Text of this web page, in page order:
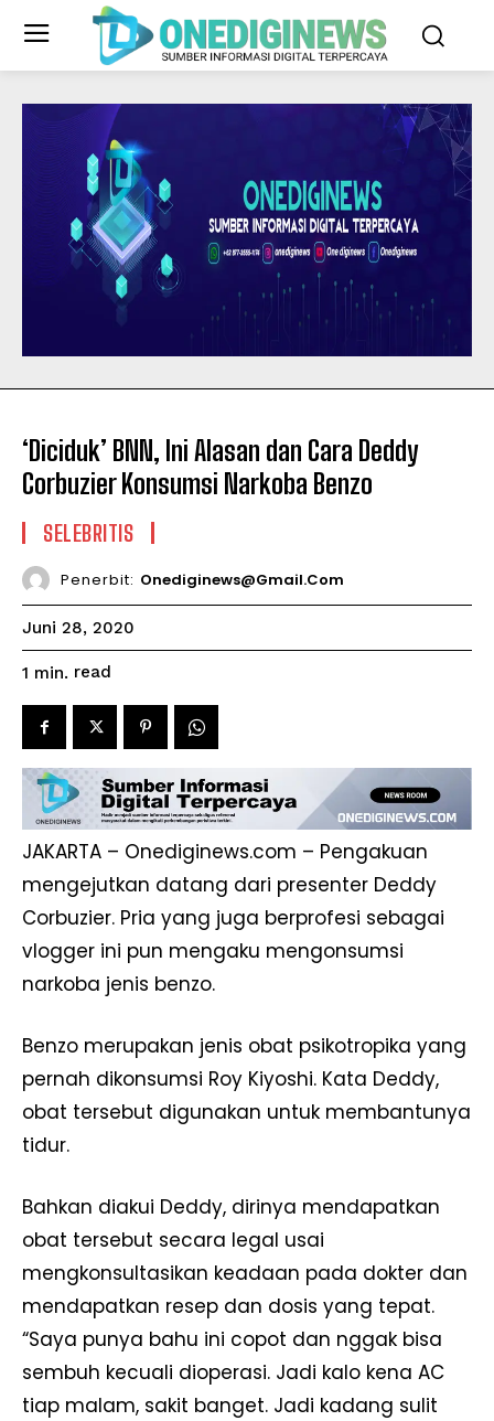
‘Diciduk’ BNN, Ini Alasan dan Cara Deddy
Corbuzier Konsumsi Narkoba Benzo
SELEBRITIS
Penerbit: Onediginews@gmail.com
Juni 28, 2020
1 min. read
JAKARTA – Onediginews.com – Pengakuan
mengejutkan datang dari presenter Deddy
Corbuzier. Pria yang juga berprofesi sebagai
vlogger ini pun mengaku mengonsumsi
narkoba jenis benzo.
Benzo merupakan jenis obat psikotropika yang
pernah dikonsumsi Roy Kiyoshi. Kata Deddy,
obat tersebut digunakan untuk membantunya
tidur.
Bahkan diakui Deddy, dirinya mendapatkan
obat tersebut secara legal usai
mengkonsultasikan keadaan pada dokter dan
mendapatkan resep dan dosis yang tepat.
“Saya punya bahu ini copot dan nggak bisa
sembuh kecuali dioperasi. Jadi kalo kena AC
tiap malam, sakit banget. Jadi kadang sulit